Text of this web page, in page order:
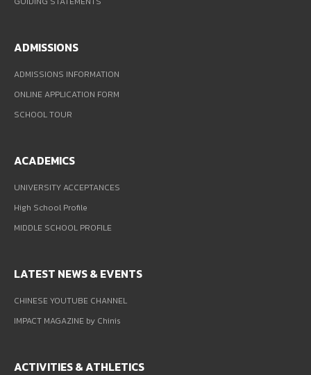
ADMISSIONS
ADMISSIONS INFORMATION
ONLINE APPLICATION FORM
SCHOOL TOUR
ACADEMICS
UNIVERSITY ACCEPTANCES
High School Profile
MIDDLE SCHOOL PROFILE
LATEST NEWS & EVENTS
CHINESE YOUTUBE CHANNEL
IMPACT MAGAZINE by Chinis
ACTIVITIES & ATHLETICS